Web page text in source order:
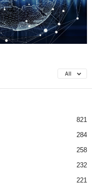
All
821
284
258
232
221